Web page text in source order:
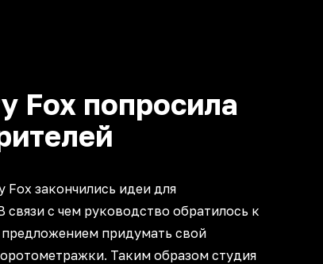
Fox попросила
закончились идеи для
с чем руководство обратилось к
придумать свой
Таким образом студия